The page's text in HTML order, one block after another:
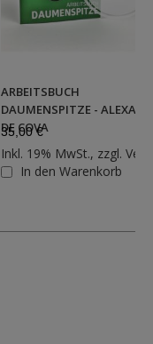
ARBEITSBUCH
DAUMENSPITZE -
DE COVA
35,00 €
Inkl. 19% MwSt., zzgl.
In den Warenkorb